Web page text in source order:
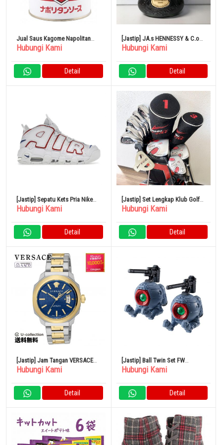
Jual Saus Kagome Napolitan
Asli Dari Jepang
Hubungi Kami
Detail
[Jastip] JA.s HENNESSY & C.o
COGNAC EXTRA
Hubungi Kami
Detail
[Jastip] Sepatu Kets Pria Nike
Air More Uptempo 96 Ukuran
Hubungi Kami
Detail
[Jastip] Set Lengkap Klub Golf
World Eagle Termasuk Tas
Hubungi Kami
Detail
[Jastip] Jam Tangan VERSACE
Dairos Automatic
Hubungi Kami
Detail
[Jastip] Ball Twin Set FW
GUNDAM CONVERGE 25
Hubungi Kami
Detail